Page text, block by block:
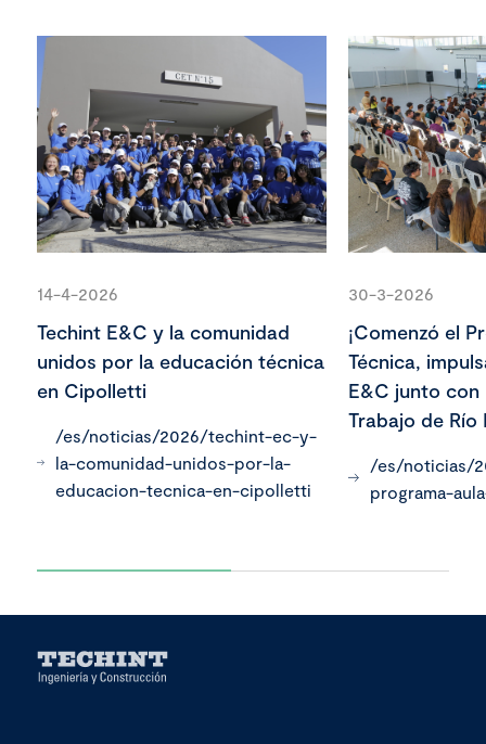
14-4-2026
Techint E&C y la comunidad
unidos por la educación técnica
en Cipolletti
/es/noticias/2026/techint-ec-y-
la-comunidad-unidos-por-la-
educacion-tecnica-en-cipolletti
30-3-2026
¡Comenzó el
Técnica,
E&C junto con
Trabajo de Río
/es/noticias/
programa-